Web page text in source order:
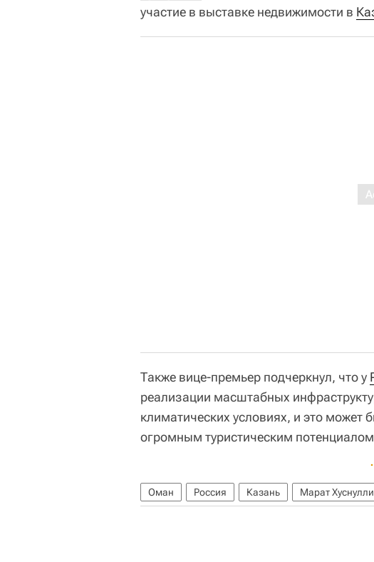
участие в выставке недвижимости в
Также вице-премьер подчеркнул, что у
реализации масштабных
климатических условиях, и это может
огромным туристическим
Оман Россия Казань Марат